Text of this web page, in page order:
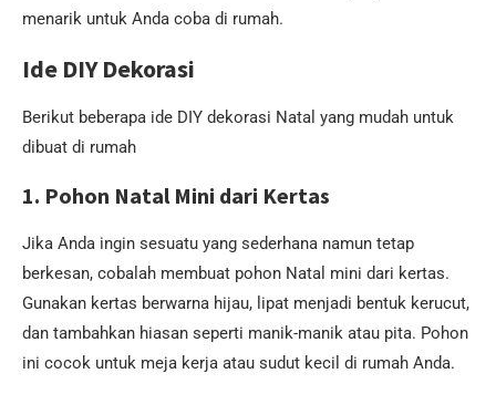
menarik untuk Anda coba di rumah.
Ide DIY Dekorasi
Berikut beberapa ide DIY dekorasi Natal yang mudah untuk
dibuat di rumah
1. Pohon Natal Mini dari Kertas
Jika Anda ingin sesuatu yang sederhana namun tetap
berkesan, cobalah membuat pohon Natal mini dari kertas.
Gunakan kertas berwarna hijau, lipat menjadi bentuk kerucut,
dan tambahkan hiasan seperti manik-manik atau pita. Pohon
ini cocok untuk meja kerja atau sudut kecil di rumah Anda.